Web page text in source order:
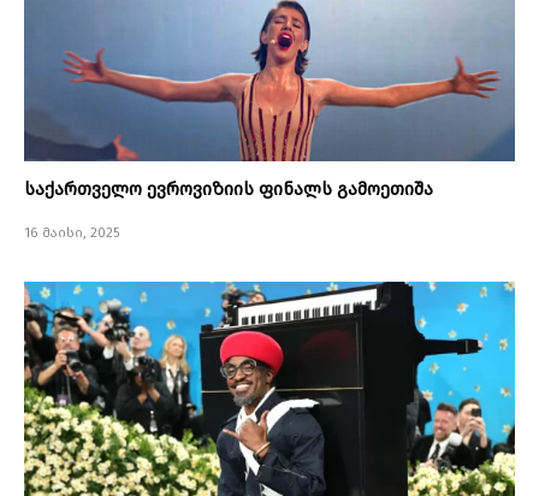
საქართველო ევროვიზიის ფინალს გამოეთიშა
16 მაისი, 2025